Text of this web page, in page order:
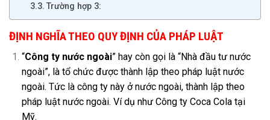
Trường hợp 3:
ĐỊNH NGHĨA THEO QUY ĐỊNH CỦA PHÁP LUẬT
“Công ty nước ngoài” hay còn gọi là “Nhà đầu tư nước
ngoài”, là tổ chức được thành lập theo pháp luật nước
ngoài. Tức là công ty này ở nước ngoài, thành lập theo
pháp luật nước ngoài. Ví dụ như Công ty Coca Cola tại
Mỹ.